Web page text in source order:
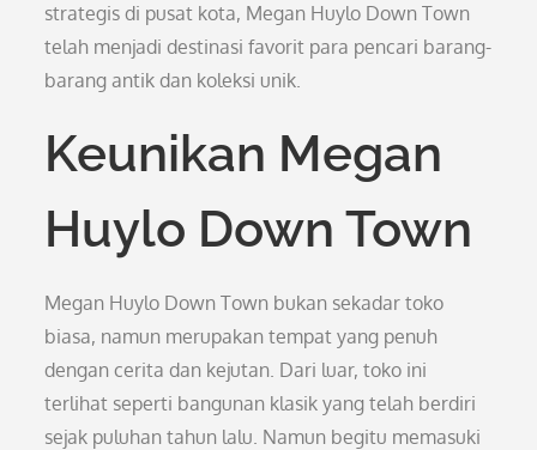
strategis di pusat kota, Megan Huylo Down Town
telah menjadi destinasi favorit para pencari barang-
barang antik dan koleksi unik.
Keunikan Megan
Huylo Down Town
Megan Huylo Down Town bukan sekadar toko
biasa, namun merupakan tempat yang penuh
dengan cerita dan kejutan. Dari luar, toko ini
terlihat seperti bangunan klasik yang telah berdiri
sejak puluhan tahun lalu. Namun begitu memasuki